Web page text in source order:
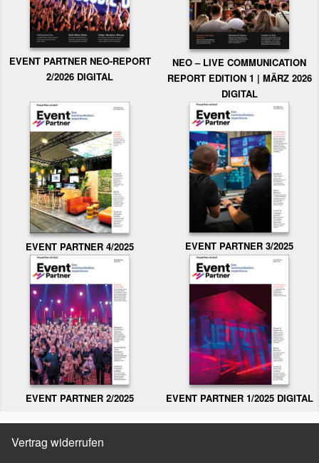
EVENT PARTNER NEO-REPORT
2/2026 DIGITAL
NEO – LIVE COMMUNICATION
REPORT EDITION 1 | MÄRZ 2026
DIGITAL
EVENT PARTNER 4/2025 EVENT PARTNER 3/2025
EVENT PARTNER 2/2025 EVENT PARTNER 1/2025 DIGITAL
Vertrag widerrufen